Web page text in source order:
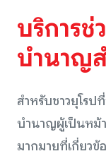
บริการช่
บำนาญ
สำหรับชาวยุโรป
บำนาญผู้เป็นหม้
มากมายที่เกี่ยวข้